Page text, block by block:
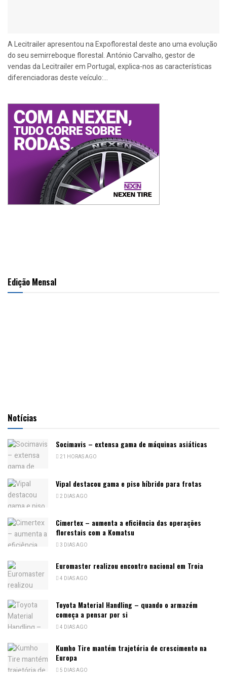
A Lecitrailer apresentou na Expoflorestal deste ano uma evolução
do seu semirreboque florestal. António Carvalho, gestor de
vendas da Lecitrailer em Portugal, explica-nos as características
diferenciadoras deste veículo:...
Edição Mensal
Notícias
Socimavis – extensa gama de máquinas asiáticas
21 HORAS AGO
Vipal destacou gama e piso híbrido para frotas
2 DIAS AGO
Cimertex – aumenta a eficiência das operações
florestais com a Komatsu
3 DIAS AGO
Euromaster realizou encontro nacional em Troia
4 DIAS AGO
Toyota Material Handling – quando o armazém
começa a pensar por si
4 DIAS AGO
Kumho Tire mantém trajetória de crescimento na
Europa
5 DIAS AGO